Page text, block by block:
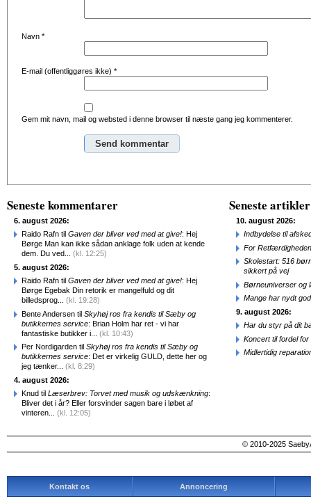
Navn *
E-mail (offentliggøres ikke) *
Gem mit navn, mail og websted i denne browser til næste gang jeg kommenterer.
Seneste kommentarer
6. august 2026:
Raido Rafn til Gaven der bliver ved med at give!: Hej
Børge Man kan ikke sådan anklage folk uden at kende
dem. Du ved... (kl. 12:25)
5. august 2026:
Raido Rafn til Gaven der bliver ved med at give!: Hej
Børge Egebak Din retorik er mangelfuld og dit
billedsprog... (kl. 19:28)
Bente Andersen til Skyhøj ros fra kendis til Sæby og
butikkernes service: Brian Holm har ret - vi har
fantastiske butikker i... (kl. 10:43)
Per Nordigarden til Skyhøj ros fra kendis til Sæby og
butikkernes service: Det er virkelig GULD, dette her og
jeg tænker... (kl. 8:29)
4. august 2026:
Knud til Læserbrev: Torvet med musik og udskænkning:
Bliver det i år? Eller forsvinder sagen bare i løbet af
vinteren... (kl. 12:05)
Seneste artikler
10. august 2026:
Indbydelse til
For
Skolestart: 516
sikkert på vej
Børneuniverser og
Mange har nydt
9. august 2026:
Har du styr på dit
Koncert til fordel
Midlertidig
© 2010-2025
Kontakt os Annoncering